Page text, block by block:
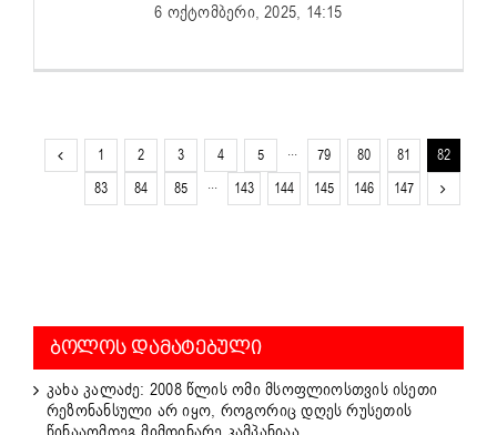
6 ოქტომბერი, 2025, 14:15
1 2 3 4 5 ··· 79 80 81
82
83
84 85 ··· 143 144 145 146 147
ᲑᲝᲚᲝᲡ ᲓᲐᲛᲐᲢᲔᲑᲣᲚᲘ
კახა კალაძე: 2008 წლის ომი მსოფლიოსთვის ისეთი
რეზონანსული არ იყო, როგორიც დღეს რუსეთის